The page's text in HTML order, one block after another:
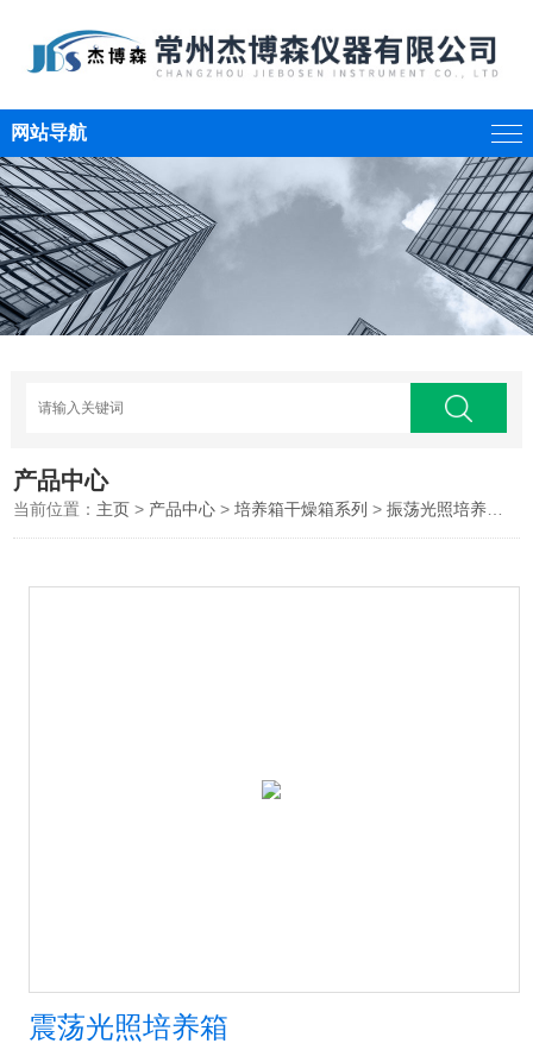
网站导航
产品中心
当前位置： 主页 > 产品中心 >培养箱干燥箱系列 >振荡光照培养箱
震荡光照培养箱